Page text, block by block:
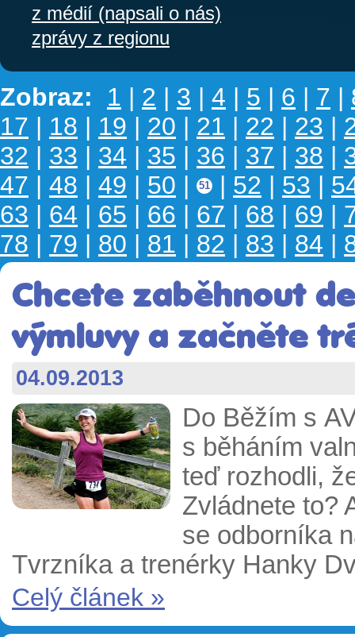
z médií (napsali o nás)
zprávy z regionu
Zobraz: 1 | 2 | 3 | 4 | 5 | 6 | 7 |
17 | 18 | 19 | 20 | 21 | 22 | 23 |
32 | 33 | 34 | 35 | 36 | 37 | 38 |
47 | 48 | 49 | 50 | 51 | 52 | 53 |
63 | 64 | 65 | 66 | 67 | 68 | 69 |
78 | 79 | 80 | 81 | 82 | 83 | 84 |
Chcete zaběhnout
výmluvy a začněte
04.09.2013
Do Běžím s
s běháním
teď rozhodli,
Zvládnete to?
se odborníka
Tvrzníka a trenérky Hanky
Celý článek »